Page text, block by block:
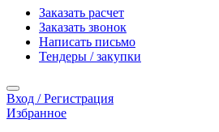
Заказать расчет
Заказать звонок
Написать письмо
Тендеры / закупки
Вход / Регистрация
Избранное